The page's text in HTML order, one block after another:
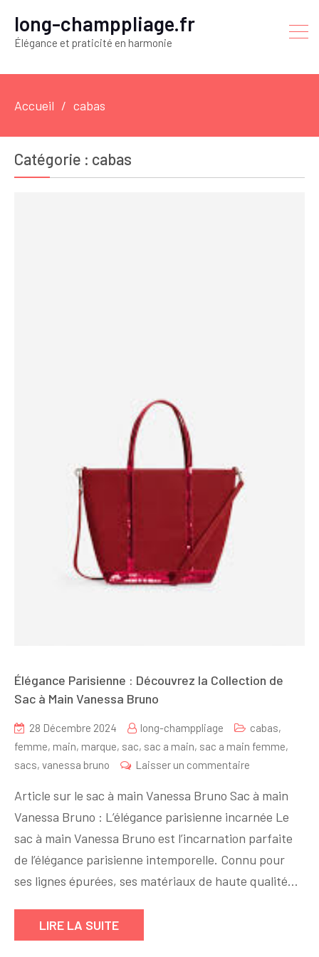
long-champpliage.fr
Élégance et praticité en harmonie
Accueil cabas
Catégorie : cabas
Élégance Parisienne : Découvrez la Collection de
Sac à Main Vanessa Bruno
28 Décembre 2024 long-champpliage cabas,
femme, main, marque, sac, sac a main, sac a main femme,
sacs, vanessa bruno Laisser un commentaire
Parisienne
:
Découvrez
la
Collection
Article sur le sac à main Vanessa Bruno Sac à main
Vanessa Bruno : L’élégance parisienne incarnée Le
sac à main Vanessa Bruno est l’incarnation parfaite
de l’élégance parisienne intemporelle. Connu pour
ses lignes épurées, ses matériaux de haute qualité…
LIRE LA SUITE